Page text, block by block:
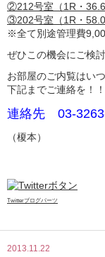
②212号室（1R・
③202号室（1R・
※全て別途管理費
ぜひこの機会にご検
お部屋のご内覧はい
下記までご連絡を！！
連絡先 03-
（榎本）
Twitterブログパーツ
2013.11.22